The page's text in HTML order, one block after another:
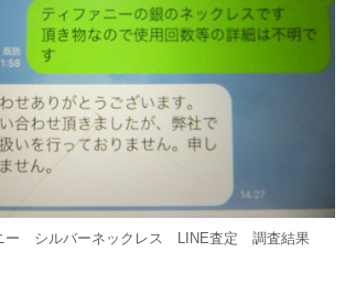
シルバーネックレス LINE査定 調査結果